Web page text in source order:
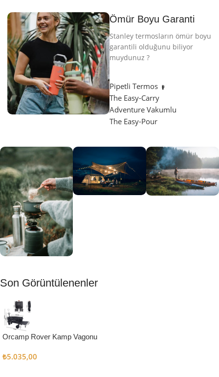
Ömür Boyu Garanti
Stanley termosların ömür boyu
garantili olduğunu biliyor
muydunuz ?
Pipetli Termos
The Easy-Carry
Adventure Vakumlu
The Easy-Pour
Muftağı
Kampçı
Şefler İçin
Keşfet
Son Görüntülenenler
Orcamp Rover Kamp Vagonu
₺5.035,00